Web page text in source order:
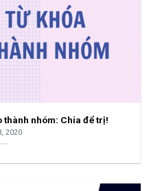
thành nhóm: Chia để trị!
2020